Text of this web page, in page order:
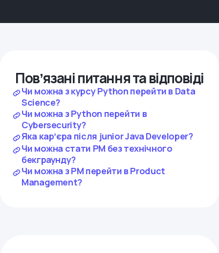
Повʼязані питання та відповіді
Чи можна з курсу Python перейти в Data
Science?
Чи можна з Python перейти в
Cybersecurity?
Яка карʼєра після junior Java Developer?
Чи можна стати PM без технічного
бекграунду?
Чи можна з PM перейти в Product
Management?